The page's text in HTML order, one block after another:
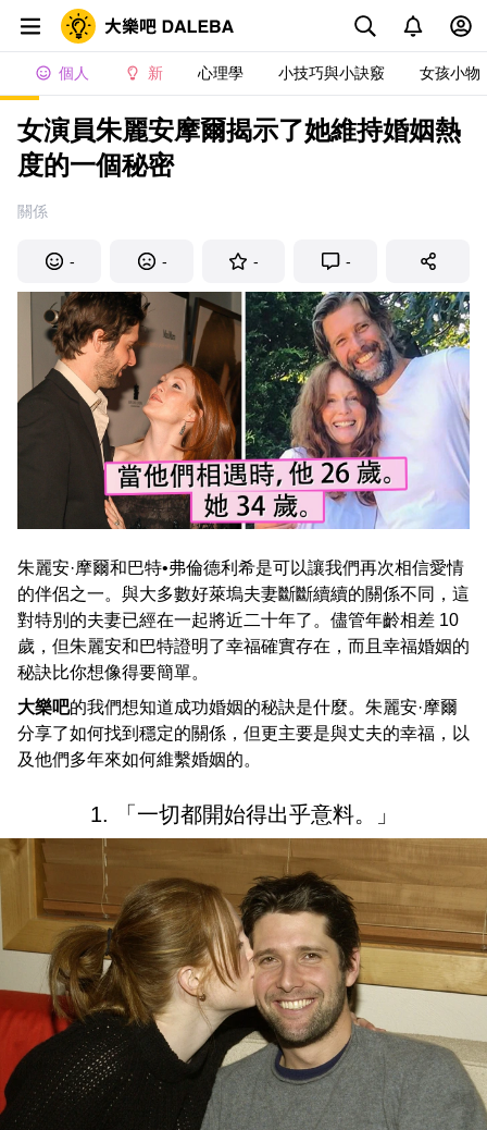
個人 新 心理學 小技巧與小訣竅 女孩小物
女演員朱麗安摩爾揭示了她維持婚姻熱
度的一個秘密
關係
- - - -
朱麗安·摩爾和巴特•弗倫德利希是可以讓我們再次相信愛情
的伴侶之一。與大多數好萊塢夫妻斷斷續續的關係不同，這
對特別的夫妻已經在一起將近二十年了。儘管年齡相差 10
歲，但朱麗安和巴特證明了幸福確實存在，而且幸福婚姻的
秘訣比你想像得要簡單。
大樂吧的我們想知道成功婚姻的秘訣是什麼。朱麗安·摩爾
分享了如何找到穩定的關係，但更主要是與丈夫的幸福，以
及他們多年來如何維繫婚姻的。
1. 「一切都開始得出乎意料。」